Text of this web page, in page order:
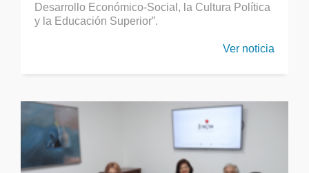
Desarrollo Económico-Social, la Cultura Política
y la Educación Superior”.
Ver noticia